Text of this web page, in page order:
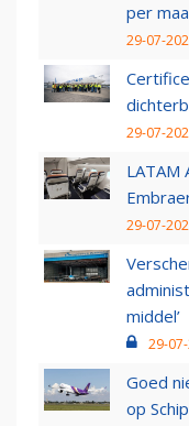
per
29-07-
29-07-
LATAM
29-07-
middel’
29-
Goed
op